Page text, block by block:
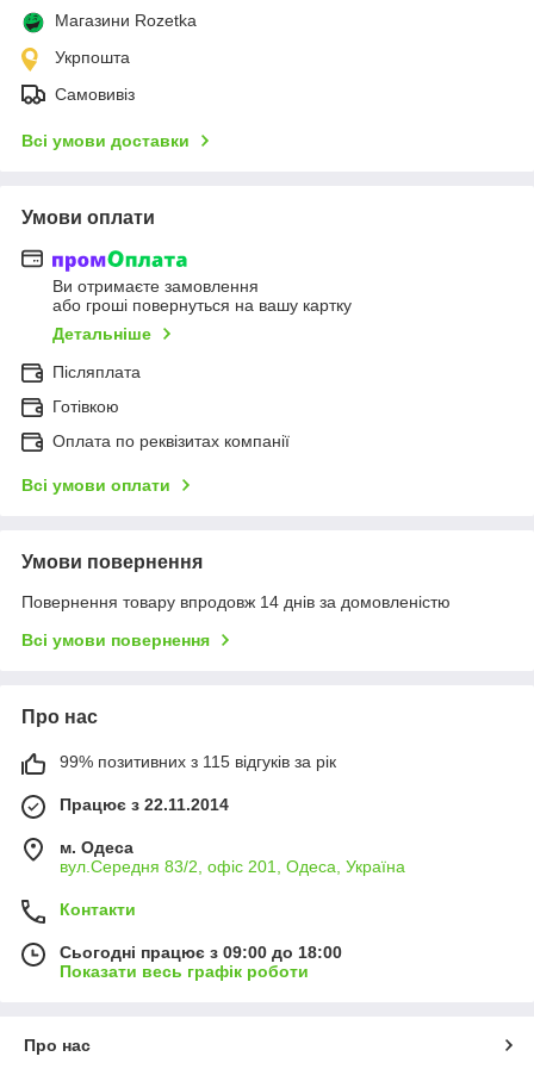
Магазини Rozetka
Укрпошта
Самовивіз
Всі умови доставки
Умови оплати
Ви отримаєте замовлення
або гроші повернуться на вашу картку
Детальніше
Післяплата
Готівкою
Оплата по реквізитах компанії
Всі умови оплати
Умови повернення
Повернення товару впродовж 14 днів за домовленістю
Всі умови повернення
Про нас
99% позитивних з 115 відгуків за рік
Працює з 22.11.2014
м. Одеса
вул.Середня 83/2, офіс 201, Одеса, Україна
Контакти
Сьогодні працює з 09:00 до 18:00
Показати весь графік роботи
Про нас